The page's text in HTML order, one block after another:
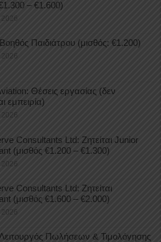
– €1.600)
Βοηθός Παιδιάτρου (μισθός: €1.200)
Θέσεις εργασίας (δεν
εμπειρία)
Consultants Ltd: Ζητείται Junior
(μισθός €1.200 – €1.300)
2026
Consultants Ltd: Ζητείται
(μισθός €1.600 – €2.000)
2026
Λειτουργός Πωλήσεων & Τιμολόγησης